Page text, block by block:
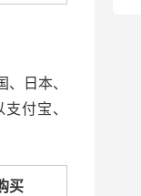
日本、
付宝、
买